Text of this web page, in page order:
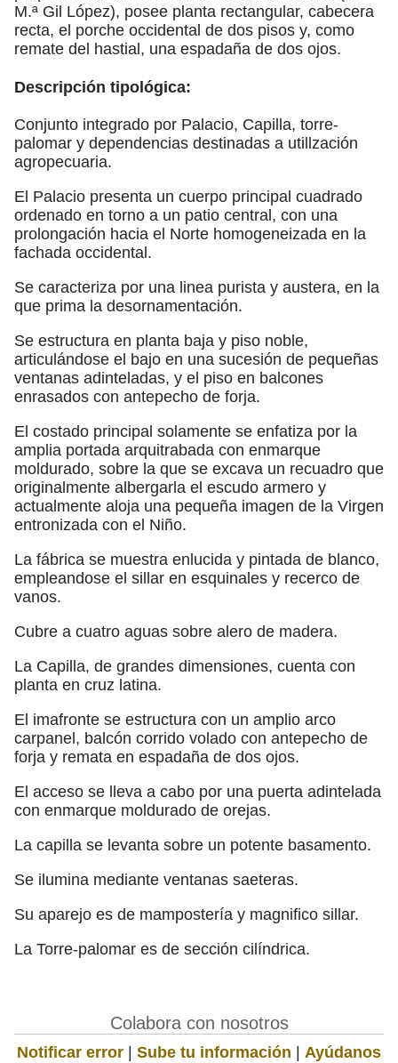
M.ª Gil López), posee planta rectangular, cabecera
recta, el porche occidental de dos pisos y, como
remate del hastial, una espadaña de dos ojos.
Descripción tipológica:
Conjunto integrado por Palacio, Capilla, torre-
palomar y dependencias destinadas a utillzación
agropecuaria.
El Palacio presenta un cuerpo principal cuadrado
ordenado en torno a un patio central, con una
prolongación hacia el Norte homogeneizada en la
fachada occidental.
Se caracteriza por una linea purista y austera, en la
que prima la desornamentación.
Se estructura en planta baja y piso noble,
articulándose el bajo en una sucesión de pequeñas
ventanas adinteladas, y el piso en balcones
enrasados con antepecho de forja.
El costado principal solamente se enfatiza por la
amplia portada arquitrabada con enmarque
moldurado, sobre la que se excava un recuadro que
originalmente albergarla el escudo armero y
actualmente aloja una pequeña imagen de la Virgen
entronizada con el Niño.
La fábrica se muestra enlucida y pintada de blanco,
empleandose el sillar en esquinales y recerco de
vanos.
Cubre a cuatro aguas sobre alero de madera.
La Capilla, de grandes dimensiones, cuenta con
planta en cruz latina.
El imafronte se estructura con un amplio arco
carpanel, balcón corrido volado con antepecho de
forja y remata en espadaña de dos ojos.
El acceso se lleva a cabo por una puerta adintelada
con enmarque moldurado de orejas.
La capilla se levanta sobre un potente basamento.
Se ilumina mediante ventanas saeteras.
Su aparejo es de mampostería y magnifico sillar.
La Torre-palomar es de sección cilíndrica.
Colabora con nosotros
Notificar error | Sube tu información | Ayúdanos